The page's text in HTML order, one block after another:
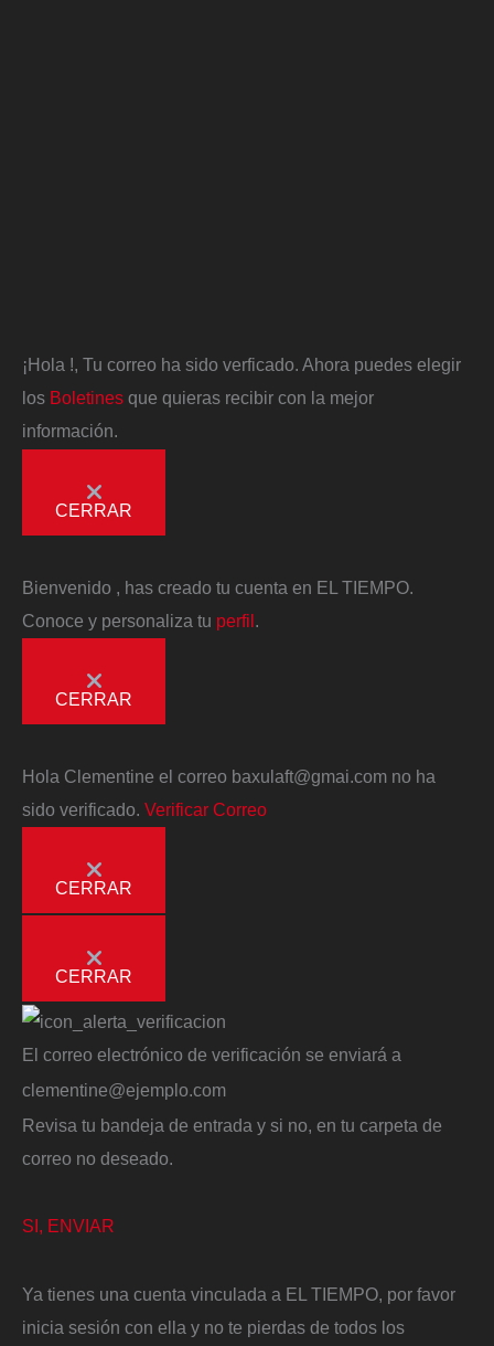
¡Hola !, Tu correo ha sido verficado. Ahora puedes elegir
los Boletines que quieras recibir con la mejor
información.
CERRAR
Bienvenido
, has creado tu cuenta en EL TIEMPO.
Conoce y personaliza tu perfil
CERRAR
Hola Clementine el correo baxulaft@gmai.com no ha
sido verificado. Verificar Correo
CERRAR
CERRAR
El correo electrónico de verificación se enviará a
clementine@ejemplo.com
Revisa tu bandeja de entrada y si no, en tu carpeta de
correo no deseado.
SI, ENVIAR
Ya tienes una cuenta vinculada a EL TIEMPO, por favor
inicia sesión con ella y no te pierdas de todos los